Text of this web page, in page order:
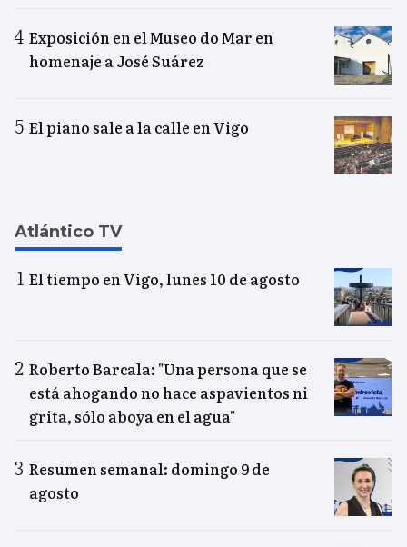
Exposición en el Museo do Mar en
homenaje a José Suárez
El piano sale a la calle en Vigo
Atlántico TV
El tiempo en Vigo, lunes 10 de agosto
Roberto Barcala: "Una persona que se
está ahogando no hace aspavientos ni
grita, sólo aboya en el agua"
Resumen semanal: domingo 9 de
agosto